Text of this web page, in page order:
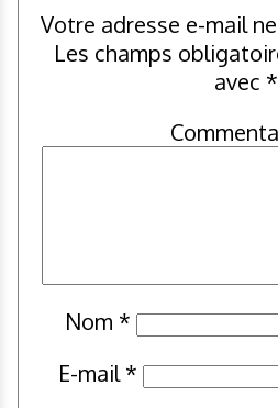
Votre adresse e-mail
Les champs
avec *
Nom *
E-mail*